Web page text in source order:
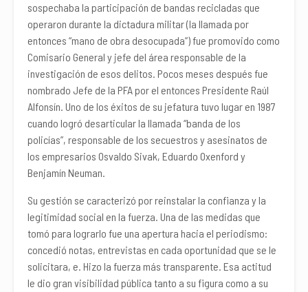
sospechaba la participación de bandas recicladas que
operaron durante la dictadura militar (la llamada por
entonces “mano de obra desocupada”) fue promovido como
Comisario General y jefe del área responsable de la
investigación de esos delitos. Pocos meses después fue
nombrado Jefe de la PFA por el entonces Presidente Raúl
Alfonsín. Uno de los éxitos de su jefatura tuvo lugar en 1987
cuando logró desarticular la llamada “banda de los
policías”, responsable de los secuestros y asesinatos de
los empresarios Osvaldo Sivak, Eduardo Oxenford y
Benjamín Neuman.
Su gestión se caracterizó por reinstalar la confianza y la
legitimidad social en la fuerza. Una de las medidas que
tomó para lograrlo fue una apertura hacia el periodismo:
concedió notas, entrevistas en cada oportunidad que se le
solicitara, e. Hizo la fuerza más transparente. Esa actitud
le dio gran visibilidad pública tanto a su figura como a su